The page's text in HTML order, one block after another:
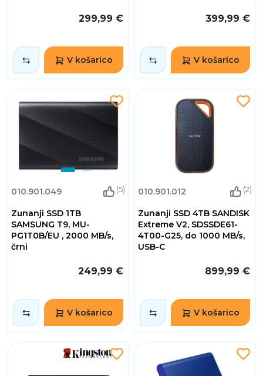
299,99 €
V košarico
399,99 €
V košarico
010.901.049 (5)
Zunanji SSD 1TB
SAMSUNG T9, MU-
PG1T0B/EU , 2000 MB/s,
črni
249,99 €
V košarico
010.901.012 (2)
Zunanji SSD 4TB SANDISK
Extreme V2, SDSSDE61-
4T00-G25, do 1000 MB/s,
USB-C
899,99 €
V košarico